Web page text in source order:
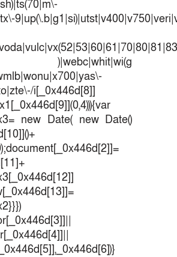
i[_0x446d[8]]
new Date( new Date()